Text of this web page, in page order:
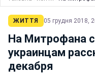
ЖИТТЯ 05 грудня 2018,
На Митрофана
украинцам
декабря